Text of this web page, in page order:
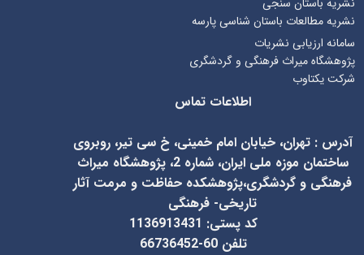
نشریه مطالعات باستان شناسی پارسه
سامانه ارزیابی نشریات
پژوهشگاه میراث فرهنگی و گردشگری
شرکت یکتاوب
اطلاعات تماس
آدرس : تهران، خیابان امام خمینی، خ سی تیر، روبروی
ساختمان موزه ملی ایران، شماره 2، پژوهشگاه میراث
فرهنگی و گردشگری،پژوهشکده حفاظت و مرمت آثار
تاریخی- فرهنگی
کد پستی: 1136913431
تلفن 60-66736452